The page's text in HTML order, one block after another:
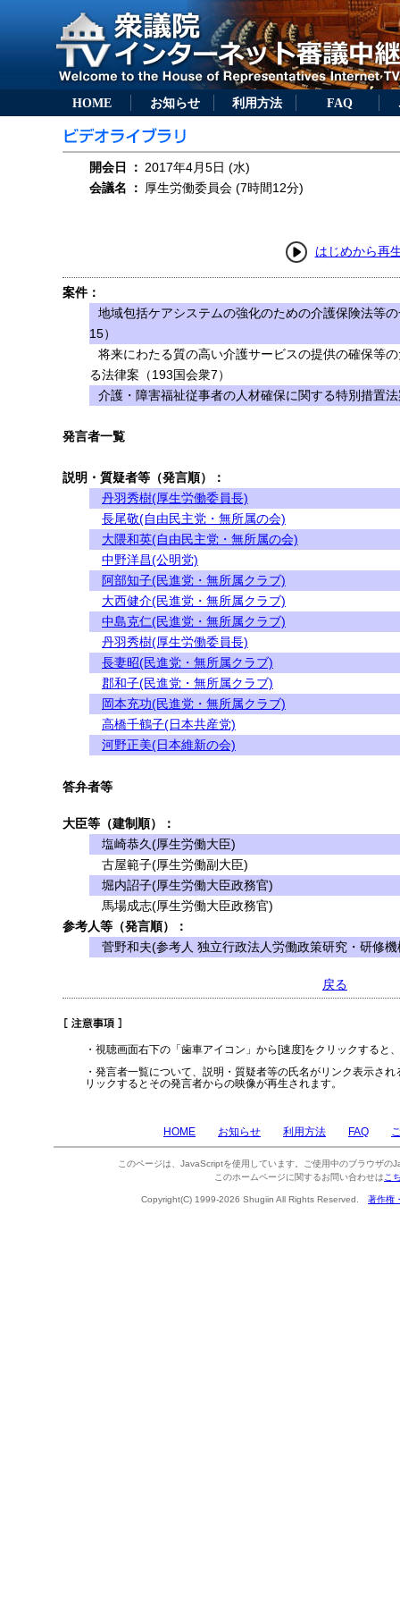
HOME お知らせ 利用方法 FAQ
開会日 ： 2017年4月5日 (水)
会議名
： 厚生労働委員会 (7時間12分)
はじめから再
案件：
地域包括ケアシステムの強化のための介護保険法等
15）
将来にわたる質の高い介護サービスの提供の確保等
る法律案（193国会衆7）
介護・障害福祉従事者の人材確保に関する特別措置
発言者一覧
説明・質疑者等（発言順）：
丹羽秀樹(厚生労働委員長)
長尾敬(自由民主党・無所属の会)
大隈和英(自由民主党・無所属の会)
中野洋昌(公明党)
阿部知子(民進党・無所属クラブ)
大西健介(民進党・無所属クラブ)
中島克仁(民進党・無所属クラブ)
丹羽秀樹(厚生労働委員長)
長妻昭(民進党・無所属クラブ)
郡和子(民進党・無所属クラブ)
岡本充功(民進党・無所属クラブ)
高橋千鶴子(日本共産党)
河野正美(日本維新の会)
答弁者等
大臣等（建制順）：
塩崎恭久(厚生労働大臣)
古屋範子(厚生労働副大臣)
堀内詔子(厚生労働大臣政務官)
馬場成志(厚生労働大臣政務官)
参考人等（発言順）：
菅野和夫(参考人 独立行政法人労働政策研究・研修
戻る
・視聴画面右下の「歯車アイコン」から[速度]をクリックすると
・発言者一覧について、説明・質疑者等の氏名がリンク表示さ
リックするとその発言者からの映像が再生されます。
HOME お知らせ 利用方法 FAQ
このページは、JavaScriptを使用しています。ご使用中のブラウザの
このホームページに関するお問い合わせは こ
Copyright(C) 1999-2026 Shugiin All Rights Reserved. 著作権